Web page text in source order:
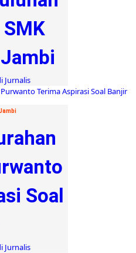
Jurnalis
Soal
Jurnalis